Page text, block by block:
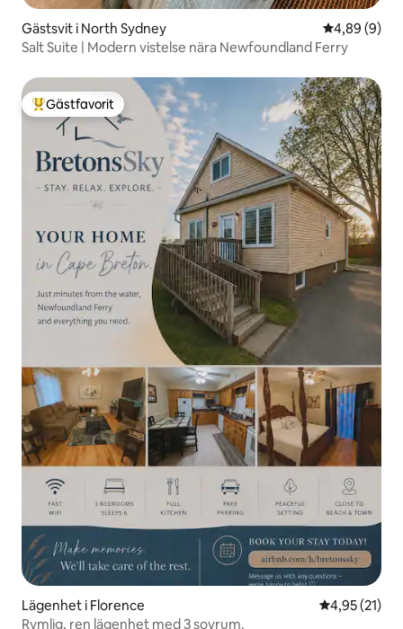
Gästsvit i North Sydney 4,89 av 5 i
4,89 (9)
Salt Suite | Modern vistelse nära Newfoundland Ferry
Populär gästfavorit
Gästfavorit
Lägenhet i Florence 4,95 av 5 i
4,95 (21)
Rymlig, ren lägenhet med 3 sovrum.